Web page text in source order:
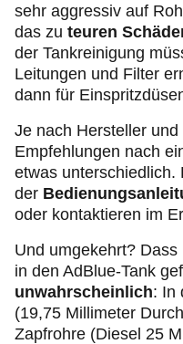
sehr aggressiv auf
das zu teuren
der Tankreinigung
Leitungen und Filter
dann für
Je nach Hersteller
Empfehlungen nach
etwas unterschiedlich.
der
oder kontaktieren im
Und umgekehrt?
in den AdBlue-Tank
unwahrscheinlich: In
(19,75 Millimeter
Zapfrohre (Diesel 25